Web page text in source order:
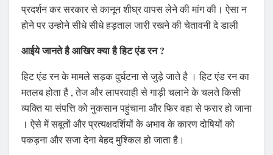
प्रदर्शन कर सरकार से कानून शीघ्र वापस लेने की मांग की। ऐसा न
होने पर उन्होने सीधे सीधे हड़ताल जारी रखने की चेतावनी दे डाली
आईये जानते है आखिरक्या हैहिट एंड रन ?
हिट एंड रन के मामले सड़क दुर्घटना से जुड़े जाते है । हिट एंड रन का
मतलब होता है , तेज और लापरवाही से गाड़ी चलाने के चलते किसी
व्यक्ति या संपत्ति को नुकसान पहुंचाना और फिर वहा से फरार हो जाना
। ऐसे में सबूतों और प्रत्यक्षदर्शियों के अभाव के कारण दोषियों को
पकड़ना और सजा देना बेहद मुश्किल हो जाता है।